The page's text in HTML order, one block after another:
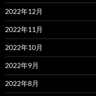
2022年12月
2022年11月
2022年10月
2022年9月
2022年8月